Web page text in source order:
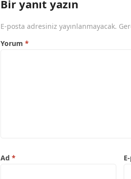
Bir yanıt yazın
E-posta adresiniz yayınlanmayacak.
Yorum *
Ad *